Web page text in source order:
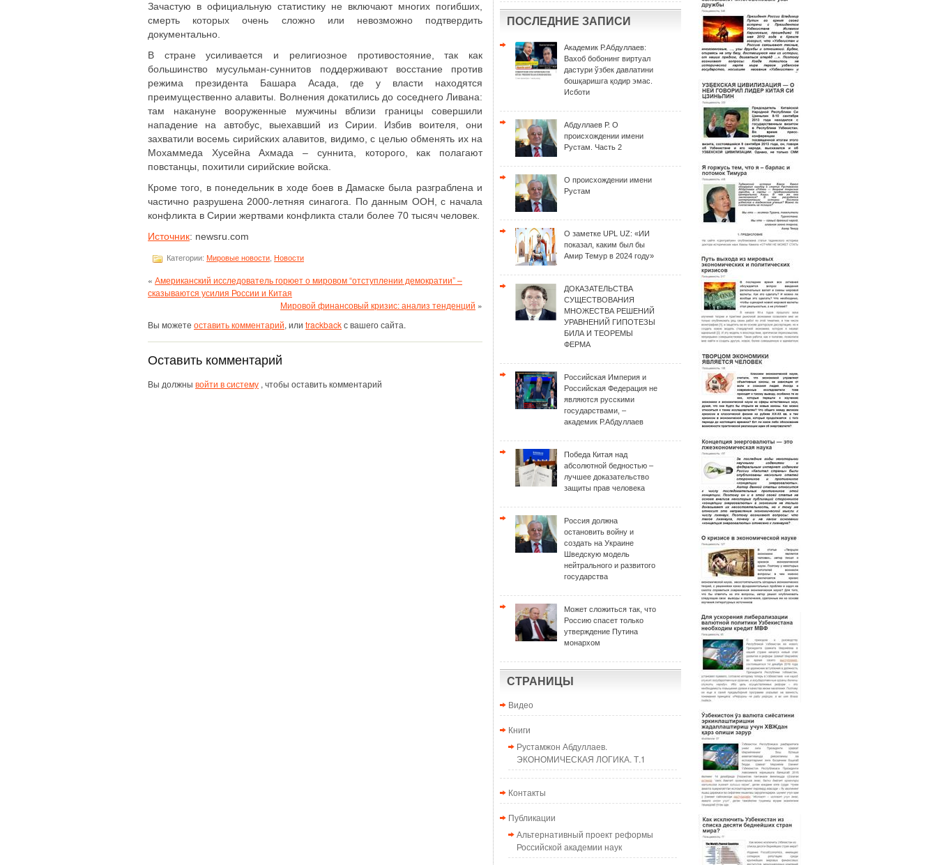
Зачастую в официальную статистику не включают многих погибших,
смерть которых очень сложно или невозможно подтвердить
документально.
В стране усиливается и религиозное противостояние, так как
большинство мусульман-суннитов поддерживают восстание против
режима президента Башара Асада, где у власти находятся
преимущественно алавиты. Волнения докатились до соседнего Ливана:
там накануне вооруженные мужчины вблизи границы совершили
нападение на автобус, выехавший из Сирии. Избив воителя, они
захватили восемь сирийских алавитов, видимо, с целью обменять их на
Мохаммеда Хусейна Ахмада – суннита, которого, как полагают
повстанцы, похитили сирийские войска.
Кроме того, в понедельник в ходе боев в Дамаске была разграблена и
частично разрушена 2000-летняя синагога. По данным ООН, с начала
конфликта в Сирии жертвами конфликта стали более 70 тысяч человек.
Источник: newsru.com
Категории: Мировые новости Новости
« Американский исследователь горюет о мировом “отступлении демократии” –
сказываются усилия России и Китая
Мировой финансовый кризис: анализ тенденций »
Вы можете оставить комментарий, или trackbackс вашего сайта.
Оставить комментарий
Вы должны войти в систему , чтобы оставить комментарий
ПОСЛЕДНИЕ ЗАПИСИ
Академик Р.Абдуллаев:
Вахоб бобонинг виртуал
дастури ўзбек давлатини
бошқаришга қодир эмас.
Исботи
Абдуллаев Р. О
происхождении имени
Рустам. Часть 2
О происхождении имени
Рустам
О заметке UPL UZ: «ИИ
показал, каким был бы
Амир Темур в 2024 году»
ДОКАЗАТЕЛЬСТВА
СУЩЕСТВОВАНИЯ
МНОЖЕСТВА РЕШЕНИЙ
УРАВНЕНИЙ ГИПОТЕЗЫ
БИЛА И ТЕОРЕМЫ
ФЕРМА
Российская Империя и
Российская Федерация не
являются русскими
государствами, –
академик Р.Абдуллаев
Победа Китая над
абсолютной бедностью –
лучшее доказательство
защиты прав человека
Россия должна
остановить войну и
создать на Украине
Шведскую модель
нейтрального и развитого
государства
Может сложиться так, что
Россию спасет только
утверждение Путина
монархом
СТРАНИЦЫ
Видео
Книги
Рустамжон Абдуллаев.
ЭКОНОМИЧЕСКАЯ ЛОГИКА. Т.1
Контакты
Публикации
Альтернативный проект реформы
Российской академии наук